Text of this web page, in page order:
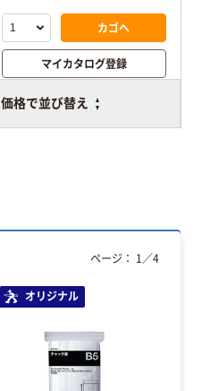
価格で並び替え
カゴへ
マイカタログ登録
比較表に追加
オリジナル
ページ： 1 ／4